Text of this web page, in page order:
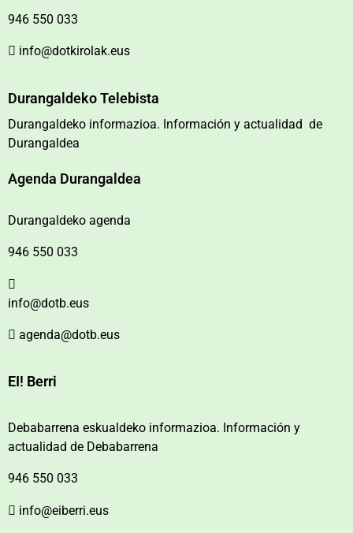
946 550 033
info@dotkirolak.eus
Durangaldeko Telebista
Durangaldeko informazioa. Información y actualidad de
Durangaldea
Agenda Durangaldea
Durangaldeko agenda
946 550 033
info@dotb.eus
agenda@dotb.eus
EI! Berri
Debabarrena eskualdeko informazioa. Información y
actualidad de Debabarrena
946 550 033
info@eiberri.eus